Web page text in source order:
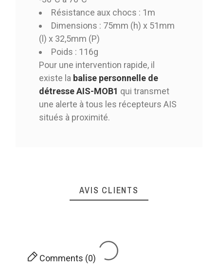
Résistance aux chocs : 1m
Dimensions : 75mm (h) x 51mm
(l) x 32,5mm (P)
Poids : 116g
Pour une intervention rapide, il
existe la balise personnelle de
détresse AIS-MOB1 qui transmet
une alerte à tous les récepteurs AIS
situés à proximité.
AVIS CLIENTS
Comments (0)